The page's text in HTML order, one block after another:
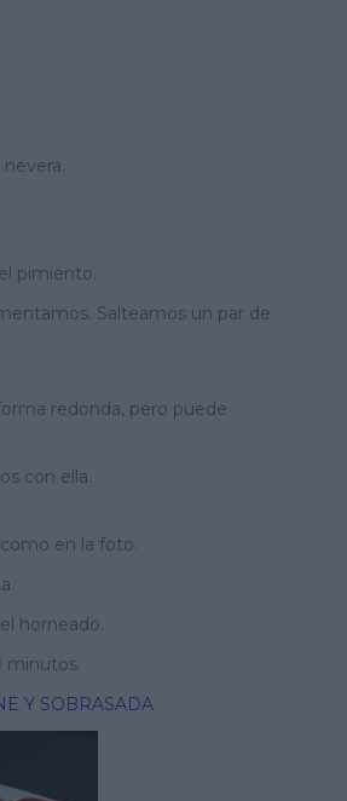
pimiento.
Salteamos un par de
redonda, pero puede
con ella.
en la foto.
horneado.
minutos.
Y SOBRASADA